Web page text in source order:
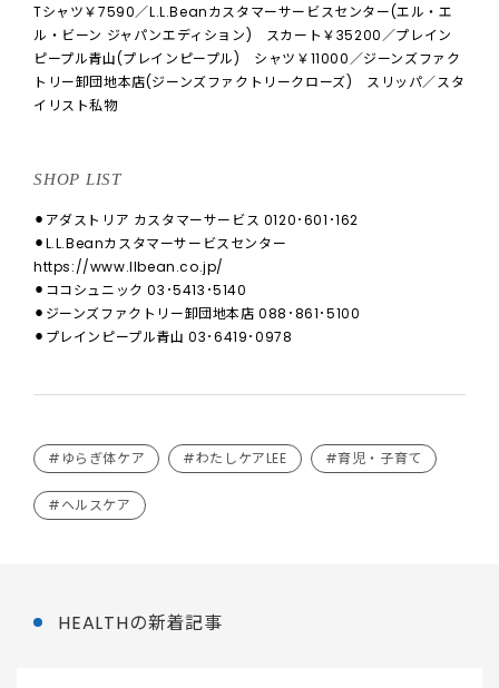
Tシャツ￥7590／L.L.Beanカスタマーサービスセンター(エル・エ
ル・ビーン ジャパンエディション) スカート￥35200／プレイン
ピープル青山(プレインピープル) シャツ￥11000／ジーンズファク
トリー卸団地本店(ジーンズファクトリークローズ) スリッパ／スタ
イリスト私物
SHOP LIST
⚫︎アダストリア カスタマーサービス 0120･601･162
⚫︎L.L.Beanカスタマーサービスセンター
https://www.llbean.co.jp/
⚫︎ココシュニック 03･5413･5140
⚫︎ジーンズファクトリー卸団地本店 088･861･5100
⚫︎プレインピープル青山 03･6419･0978
#ゆらぎ体ケア #わたしケアLEE #育児・子育て
#ヘルスケア
HEALTHの新着記事